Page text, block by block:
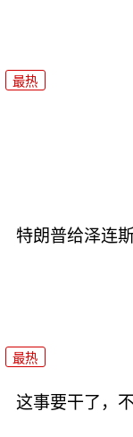
最热
特朗普给泽连
最热
这事要干了，